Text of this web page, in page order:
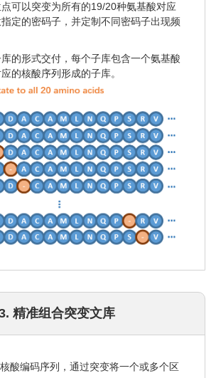
可以突变为所有的19/20种氨基酸对应
定的密码子，并定制不同密码子出现频
的形式交付，每个子库包含一个氨基酸
的核酸序列形成的子库。
精准组合突变文库
酸编码序列，通过突变将一个或多个区